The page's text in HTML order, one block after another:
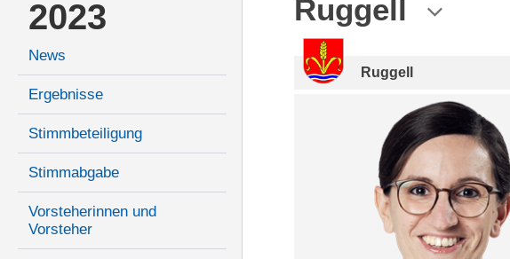
2023
News
Ergebnisse
Stimmbeteiligung
Stimmabgabe
Vorsteherinnen und
Vorsteher
Ruggell
Ruggell